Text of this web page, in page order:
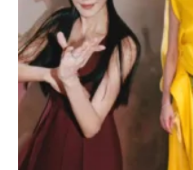
Mohon Ibu Ayah Agar
Sambil mengunyah roti
menunggu, matanya tidak
pondok pengawal.
membuatkan kehadiran